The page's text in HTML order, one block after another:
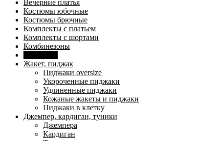
Вечерние платья
Костюмы юбочные
Костюмы брючные
Комплекты с платьем
Комплекты с шортами
Комбинезоны
Жакет, пиджак
Пиджаки oversize
Укороченные пиджаки
Удлиненные пиджаки
Кожаные жакеты и пиджаки
Пиджаки в клетку
Джемпер, кардиган, туники
Джемпера
Кардиган